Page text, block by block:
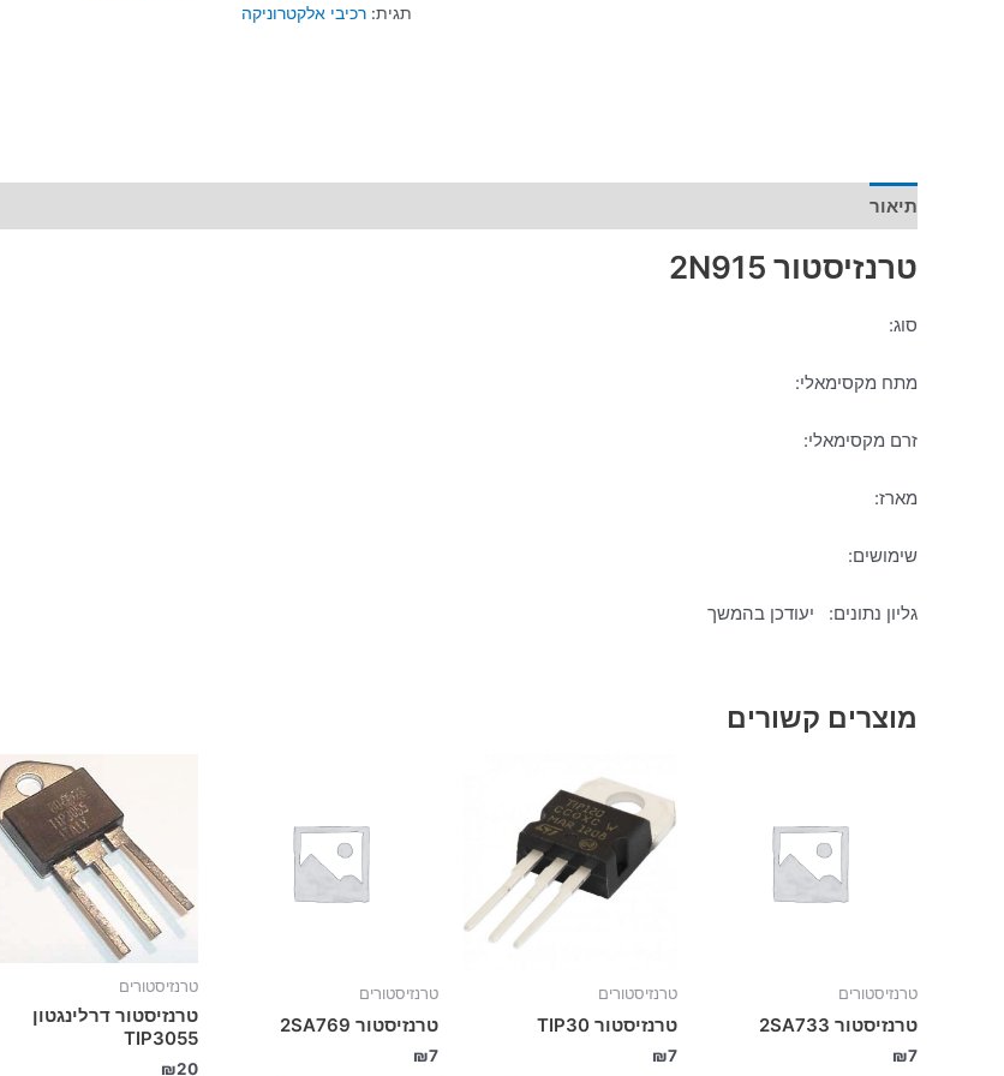
תגית: רכיבי אלקטרוניקה
תיאור
טרנזיסטור 2N915
סוג:
מתח מקסימאלי:
זרם מקסימאלי:
מארז:
שימושים:
גליון נתונים: יעודכן בהמשך
מוצרים קשורים
טרנזיסטורים
טרנזיסטור 2SA733
₪7
טרנזיסטורים
טרנזיסטור TIP30
₪7
טרנזיסטורים
טרנזיסטור 2SA769
₪7
טרנזיסטורים
טרנזיסטור דרלינגטון
TIP3055
₪20